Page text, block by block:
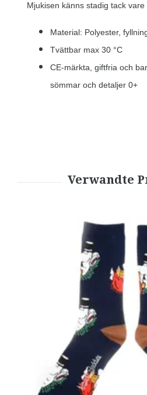
Mjukisen känns stadig tack vare
Material: Polyester,
Tvättbar max 30 °C
CE-märkta, giftfria och
sömmar och detaljer 0+